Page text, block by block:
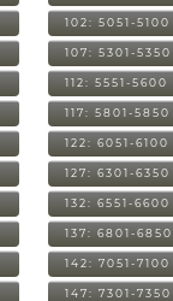
102: 5051-5100
107: 5301-5350
112: 5551-5600
117: 5801-5850
122: 6051-6100
127: 6301-6350
132: 6551-6600
137: 6801-6850
142: 7051-7100
147: 7301-7350